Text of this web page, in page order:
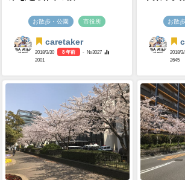
お散歩・公園 市役所
caretaker
2018/3/30 8 年前
- №3027
2001
お散
2018/
2645